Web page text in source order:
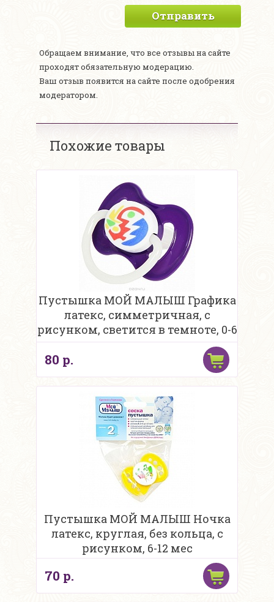
Отправить
Обращаем внимание, что все отзывы на сайте
проходят обязательную модерацию.
Ваш отзыв появится на сайте после одобрения
модератором.
Похожие товары
Пустышка МОЙ МАЛЫШ Графика
латекс, симметричная, с
рисунком, светится в темноте, 0-6
мес
80 р.
Пустышка МОЙ МАЛЫШ Ночка
латекс, круглая, без кольца, с
рисунком, 6-12 мес
70 р.